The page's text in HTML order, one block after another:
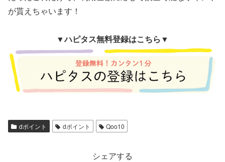
が貰えちゃいます！
▼ハピタス無料登録はこちら▼
dポイント dポイント Qoo10
シェアする